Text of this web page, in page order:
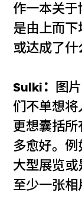
作一本关
是由上而下
或达成了什
Sulki： 图
们不单想将
更想囊括
多愈好。
大型展览
至少一张相